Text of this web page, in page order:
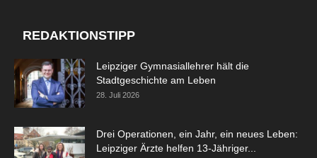
REDAKTIONSTIPP
Leipziger Gymnasiallehrer hält die
Stadtgeschichte am Leben
28. Juli 2026
Drei Operationen, ein Jahr, ein neues Leben:
Leipziger Ärzte helfen 13-Jähriger...